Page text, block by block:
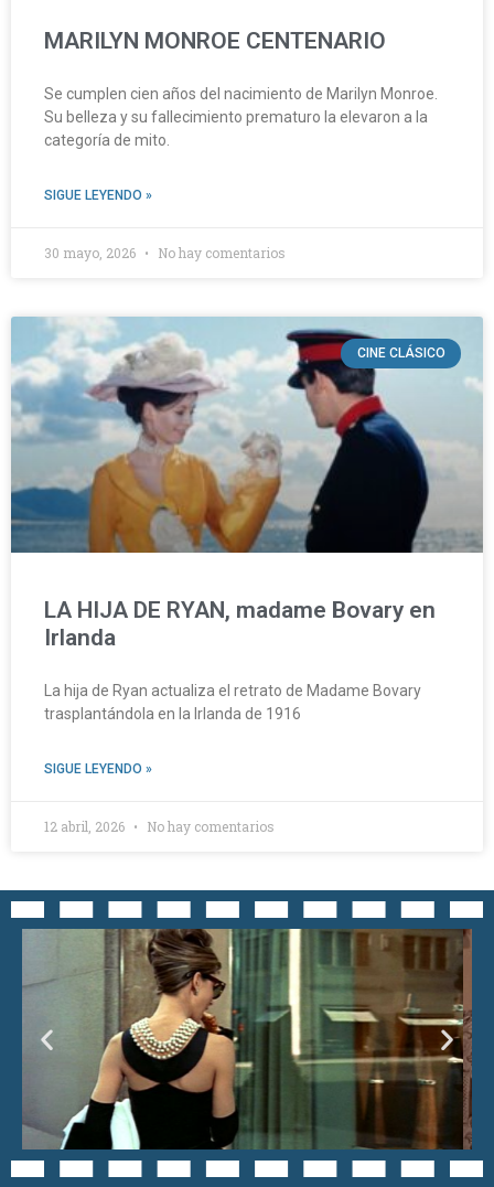
MARILYN MONROE CENTENARIO
Se cumplen cien años del nacimiento de Marilyn Monroe.
Su belleza y su fallecimiento prematuro la elevaron a la
categoría de mito.
SIGUE LEYENDO »
30 mayo, 2026 No hay comentarios
CINE CLÁSICO
LA HIJA DE RYAN, madame Bovary en
Irlanda
La hija de Ryan actualiza el retrato de Madame Bovary
trasplantándola en la Irlanda de 1916
SIGUE LEYENDO »
12 abril, 2026 No hay comentarios
CINE CLÁSICO